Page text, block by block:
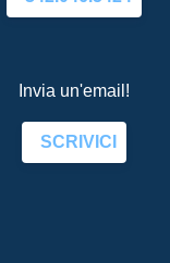
Invia un'email!
SCRIVICI